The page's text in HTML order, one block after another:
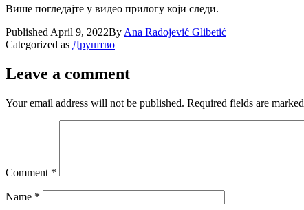
Више погледајте у видео прилогу који следи.
Published April 9, 2022By Ana Radojević Glibetić
Categorized as Друштво
Leave a comment
Your email address will not be published. Required fields are marked
Comment *
Name *